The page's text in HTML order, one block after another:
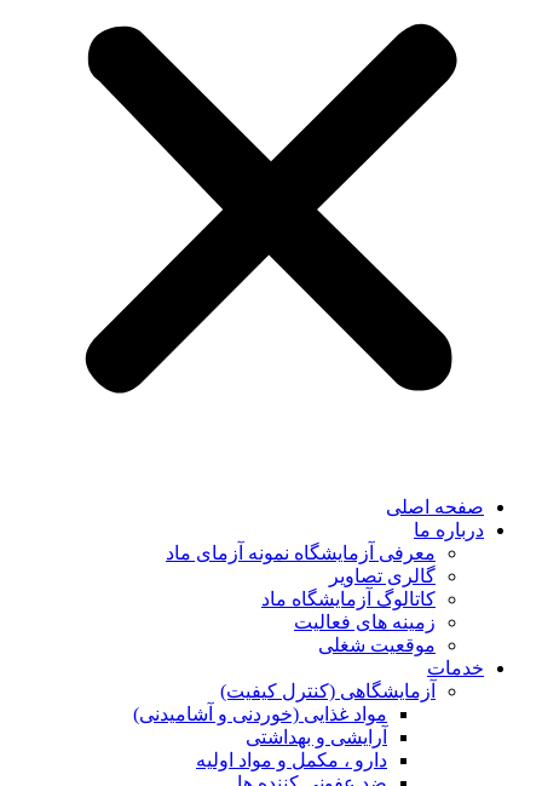
صفحه اصلی
درباره ما
معرفی آزمایشگاه نمونه آزمای ماد
گالری تصاویر
کاتالوگ آزمایشگاه ماد
زمینه های فعالیت
موقعیت شغلی
خدمات
آزمایشگاهی (کنترل کیفیت)
مواد غذایی (خوردنی و آشامیدنی)
آرایشی و بهداشتی
دارو ، مکمل و مواد اولیه